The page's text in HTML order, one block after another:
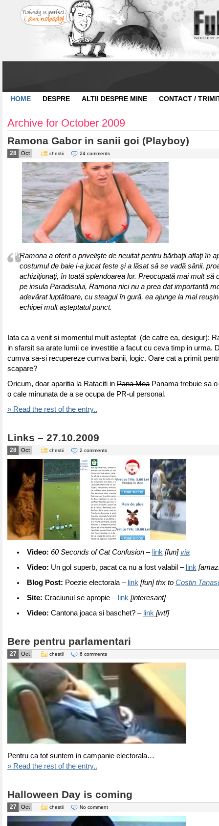
HOME DESPRE ALTII DESPRE MINE CONTACT /
Archive for October 2009
Ramona Gabor in sanii goi (Playboy)
28 Oct chestii 24 comments
Ramona a oferit o privelişte de neuitat pentru bărbaţii aflaţi în
costumul de baie i-a jucat feste şi a lăsat să se vadă sânii,
achiziţionaţi, în toată splendoarea lor. Preocupată mai mult să
pe insula Paradisului, Ramona nici nu a prea dat importantă
adevărat luptătoare, cu steagul în gură, ea ajunge la mal
echipei mult aşteptatul punct.
Iata ca a venit si momentul mult asteptat (de catre ea, desigur):
in sfarsit sa arate lumii ce investitie a facut cu ceva timp in urma.
cumva sa-si recupereze cumva banii, logic. Oare cat a primit
scapare?
Oricum, doar aparitia la Rataciti in Pana Mea Panama trebuie sa
o cale minunata de a se ocupa de PR-ul personal.
» Read the rest of the entry..
Links – 27.10.2009
28 Oct chestii 2 comments
Video: 60 Seconds of Cat Confusion– link [fun] via
Video: Un gol superb, pacat ca nu a fost valabil – link
Blog Post: Poezie electorala – link [fun] thx to Costin
Site: Craciunul se apropie – link [interesant]
Video: Cantona joaca si baschet? – link [wtf]
Bere pentru parlamentari
27 Oct chestii 6 comments
Pentru ca tot suntem in campanie electorala…
» Read the rest of the entry..
Halloween Day is coming
27 Oct chestii No comment